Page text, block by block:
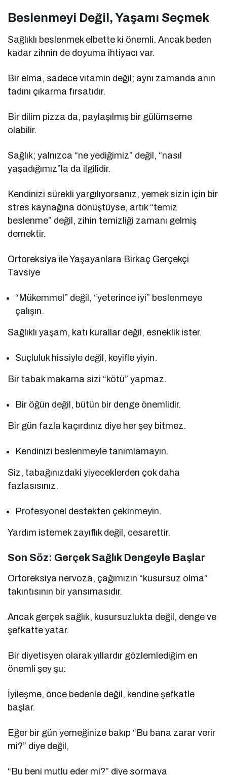
Beslenmeyi Değil, Yaşamı Seçmek
Sağlıklı beslenmek elbette ki önemli. Ancak beden
kadar zihnin de doyuma ihtiyacı var.
Bir elma, sadece vitamin değil; aynı zamanda anın
tadını çıkarma fırsatıdır.
Bir dilim pizza da, paylaşılmış bir gülümseme
olabilir.
Sağlık; yalnızca “ne yediğimiz” değil, “nasıl
yaşadığımız”la da ilgilidir.
Kendinizi sürekli yargılıyorsanız, yemek sizin için bir
stres kaynağına dönüştüyse, artık “temiz
beslenme” değil, zihin temizliği zamanı gelmiş
demektir.
Ortoreksiya ile Yaşayanlara Birkaç Gerçekçi
Tavsiye
“Mükemmel” değil, “yeterince iyi” beslenmeye
çalışın.
Sağlıklı yaşam, katı kurallar değil, esneklik ister.
Suçluluk hissiyle değil, keyifle yiyin.
Bir tabak makarna sizi “kötü” yapmaz.
Bir öğün değil, bütün bir denge önemlidir.
Bir gün fazla kaçırdınız diye her şey bitmez.
Kendinizi beslenmeyle tanımlamayın.
Siz, tabağınızdaki yiyeceklerden çok daha
fazlasısınız.
Profesyonel destekten çekinmeyin.
Yardım istemek zayıflık değil, cesarettir.
Son Söz: Gerçek Sağlık Dengeyle Başlar
Ortoreksiya nervoza, çağımızın “kusursuz olma”
takıntısının bir yansımasıdır.
Ancak gerçek sağlık, kusursuzlukta değil, denge ve
şefkatte yatar.
Bir diyetisyen olarak yıllardır gözlemlediğim en
önemli şey şu:
İyileşme, önce bedenle değil, kendine şefkatle
başlar.
Eğer bir gün yemeğinize bakıp “Bu bana zarar verir
mi?” diye değil,
“Bu beni mutlu eder mi?” diye sormaya